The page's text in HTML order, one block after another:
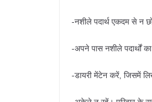
-नशीले पदार्थ एकदम से न
-अपने पास नशीले पदार्थों
-डायरी मेंटेन करें, जिसमें